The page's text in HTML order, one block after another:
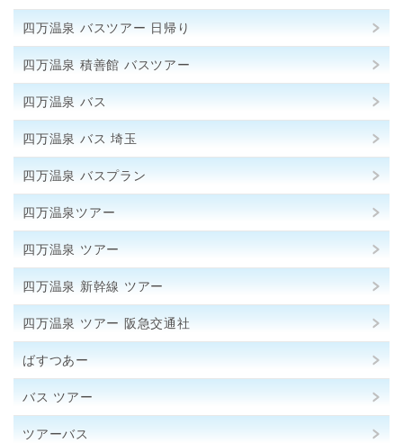
四万温泉 バスツアー 日帰り
四万温泉 積善館 バスツアー
四万温泉 バス
四万温泉 バス 埼玉
四万温泉 バスプラン
四万温泉ツアー
四万温泉 ツアー
四万温泉 新幹線 ツアー
四万温泉 ツアー 阪急交通社
ばすつあー
バス ツアー
ツアーバス